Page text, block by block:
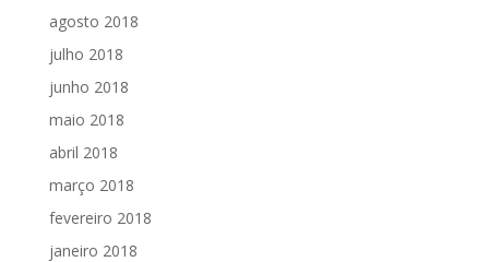
agosto 2018
julho 2018
junho 2018
maio 2018
abril 2018
março 2018
fevereiro 2018
janeiro 2018